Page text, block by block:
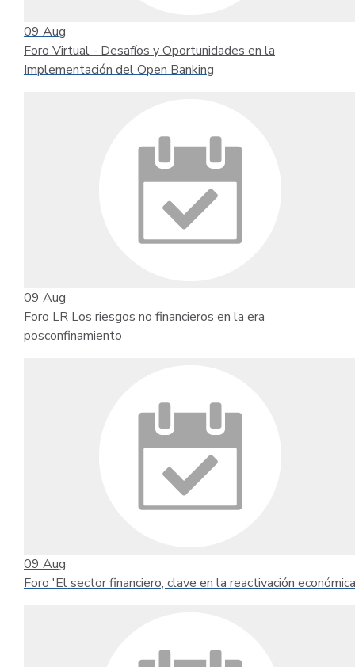
09 Aug
Foro Virtual - Desafíos y Oportunidades en la
Implementación del Open Banking
09 Aug
Foro LR Los riesgos no financieros en la era
posconfinamiento
09 Aug
Foro 'El sector financiero, clave en la reactivación